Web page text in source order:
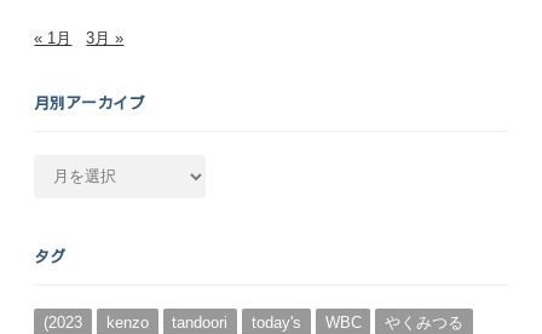
« 1月 3月 »
月別アーカイブ
カ
ブ
タグ
(2023 kenzo tandoori today's WBC
やくみつる